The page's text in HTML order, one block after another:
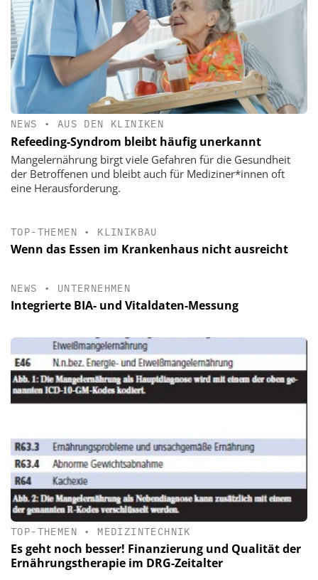
NEWS • AUS DEN KLINIKEN
Refeeding-Syndrom bleibt häufig unerkannt
Mangelernährung birgt viele Gefahren für die Gesundheit
der Betroffenen und bleibt auch für Mediziner*innen oft
eine Herausforderung.
TOP-THEMEN • KLINIKBAU
Wenn das Essen im Krankenhaus nicht ausreicht
NEWS • UNTERNEHMEN
Integrierte BIA- und Vitaldaten-Messung
TOP-THEMEN • MEDIZINTECHNIK
Es geht noch besser! Finanzierung und Qualität der
Ernährungstherapie im DRG-Zeitalter